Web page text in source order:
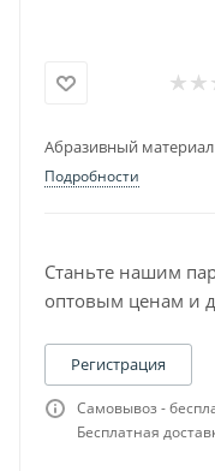
Абразивный материал
Подробности
Станьте нашим
оптовым ценам и
Регистрация
Самовывоз -
Бесплатная